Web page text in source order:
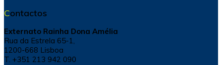
Contactos
Externato Rainha Dona Amélia
Rua da Estrela 65-1,
1200-668 Lisboa
T. +351 213 942 090